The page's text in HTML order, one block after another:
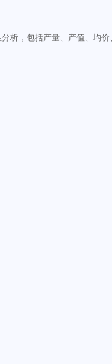
析，包括产量、产值、均